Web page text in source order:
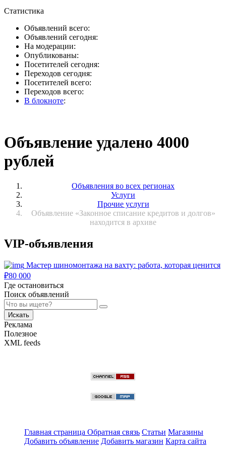
Статистика
Объявлений всего:
Объявлений сегодня:
На модерации:
Опубликованы:
Посетителей сегодня:
Переходов сегодня:
Посетителей всего:
Переходов всего:
В блокноте:
Объявление удалено 4000
рублей
Объявления во всех регионах
Услуги
Прочие услуги
Объявление «Законное списание кредитов и долгов»
находится в архиве
VIP-объявления
Мастер шиномонтажа на вахту: работа, которая ценится
₽80 000
Где остановиться
Поиск объявлений
Искать
Реклама
Полезное
XML feeds
Главная страница Обратная связь Статьи Магазины
Добавить объявление Добавить магазин Карта сайта